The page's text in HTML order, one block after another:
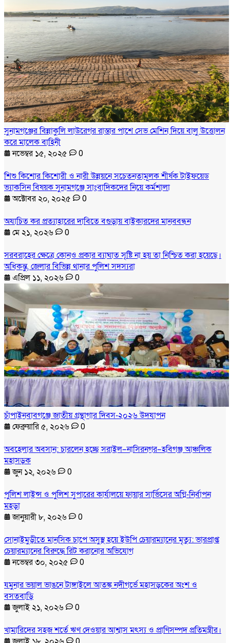
সুনামগঞ্জের বিন্নাকুলি লাউরেগর রাস্তার পাশে সেভ মেশিন দিয়ে বালু উত্তোলন
করে মালেক বাহিনী
নভেম্বর ১৫, ২০২৫
0
শিশু কিশোর কিশোরী ও নারী উন্নয়নে সচেতনতামূলক শীর্ষক টাইফয়েড
ভ্যাকসিন বিষয়ক সুনামগঞ্জে সাংবাদিকদের নিয়ে কর্মশালা
অক্টোবর ২০, ২০২৫
0
অযাচিত কর প্রত্যাহারের দাবিতে বগুড়ায় বাইকারদের মানববন্ধন
মে ২১, ২০২৬
0
সরবরাহের ক্ষেত্রে কোনও প্রকার ব্যাঘাত সৃষ্টি না হয় তা নিশ্চিত করা হয়েছে।
অধিকন্তু, জেলার বিভিন্ন থানার পুলিশ সদস্যরা
এপ্রিল ১১, ২০২৬
0
চাঁপাইনবাবগঞ্জে জাতীয় গ্রন্থাগার দিবস-২০২৬ উদযাপন
ফেব্রুয়ারি ৫, ২০২৬
0
অবহেলার অবসান: চারলেন হচ্ছে সরাইল–নাসিরনগর–হবিগঞ্জ আঞ্চলিক
মহাসড়ক
জুন ১২, ২০২৬
0
পুলিশ লাইন্স ও পুলিশ সুপারের কার্যালয়ে ফায়ার সার্ভিসের অগ্নি-নির্বাপন
মহড়া
জানুয়ারী ৮, ২০২৬
0
সোনাইমুড়ীতে মানসিক চাপে অসুস্থ হয়ে ইউপি চেয়ারম্যানের মৃত্যু: ভারপ্রাপ্ত
চেয়ারম্যানের বিরুদ্ধে রিট করানোর অভিযোগ
নভেম্বর ৩০, ২০২৫
0
যমুনার ভয়াল ভাঙনে টাঙ্গাইলে আতঙ্ক নদীগর্ভে মহাসড়কের অংশ ও
বসতবাড়ি
জুলাই ২১, ২০২৬
0
খামারিদের সহজ শর্তে ঋণ দেওয়ার আশ্বাস মৎস্য ও প্রাণিসম্পদ প্রতিমন্ত্রীর।